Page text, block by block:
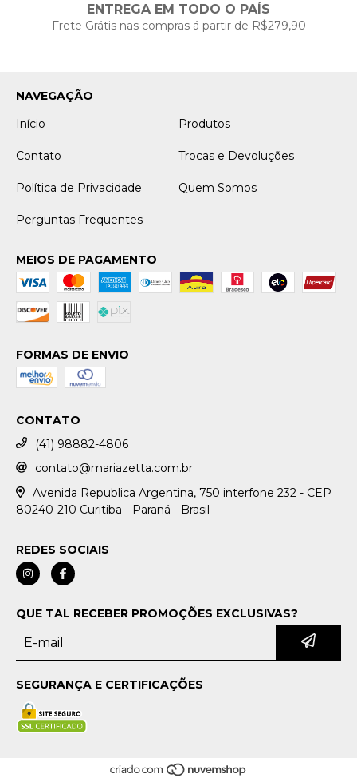
ENTREGA EM TODO O PAÍS
Frete Grátis nas compras á partir de R$279,90
NAVEGAÇÃO
Início
Produtos
Contato Trocas e Devoluções
Política de Privacidade Quem Somos
Perguntas Frequentes
MEIOS DE PAGAMENTO
FORMAS DE ENVIO
CONTATO
(41) 98882-4806
contato@mariazetta.com.br
Avenida Republica Argentina, 750 interfone 232 - CEP
80240-210 Curitiba - Paraná - Brasil
REDES SOCIAIS
QUE TAL RECEBER PROMOÇÕES EXCLUSIVAS?
SEGURANÇA E CERTIFICAÇÕES